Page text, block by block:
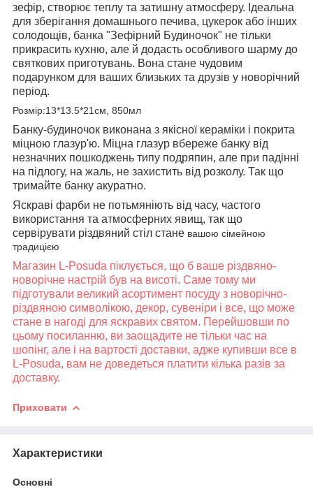
зефір, створює теплу та затишну атмосферу. Ідеальна
для зберігання домашнього печива, цукерок або інших
солодощів, банка "Зефірний Будиночок" не тільки
прикрасить кухню, але й додасть особливого шарму до
святкових приготувань. Вона стане чудовим
подарунком для ваших близьких та друзів у новорічний
період.
Розмір:13*13.5*21см, 850мл
Банку-будиночок виконана з якісної кераміки і покрита
міцною глазур'ю. Міцна глазур вбереже банку від
незначних пошкоджень типу подряпин, але при падінні
на підлогу, на жаль, не захистить від розколу. Так що
тримайте банку акуратно.
Яскраві фарби не потьмяніють від часу, частого
використання та атмосферних явищ, так що
сервірувати різдвяний стіл стане вашою сімейною
традицією
Магазин L-Posuda піклується, що б ваше різдвяно-
новорічне настрій був на висоті. Саме тому ми
підготували великий асортимент посуду з новорічно-
різдвяною символікою, декор, сувеніри і все, що може
стане в нагоді для яскравих святом. Перейшовши по
цьому посиланню, ви заощадите не тільки час на
шопінг, але і на вартості доставки, адже купивши все в
L-Posuda, вам не доведеться платити кілька разів за
доставку.
Приховати
Характеристики
Основні